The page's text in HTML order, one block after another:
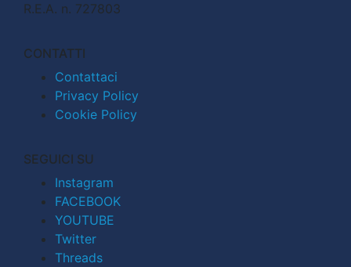
R.E.A. n. 727803
CONTATTI
Contattaci
Privacy Policy
Cookie Policy
SEGUICI SU
Instagram
FACEBOOK
YOUTUBE
Twitter
Threads